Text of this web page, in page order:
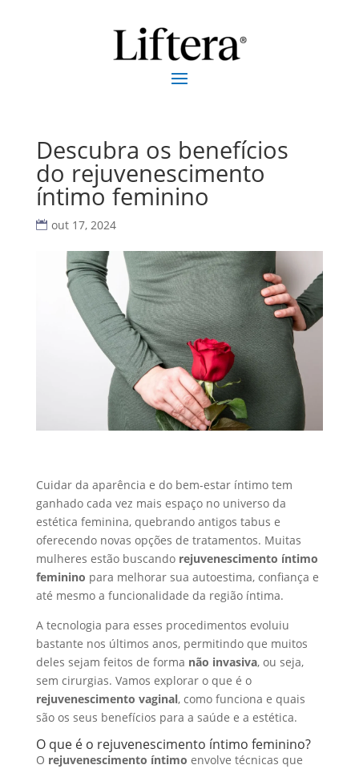
Descubra os benefícios
do rejuvenescimento
íntimo feminino
out 17, 2024
Cuidar da aparência e do bem-estar íntimo tem
ganhado cada vez mais espaço no universo da
estética feminina, quebrando antigos tabus e
oferecendo novas opções de tratamentos. Muitas
mulheres estão buscando rejuvenescimento íntimo
feminino para melhorar sua autoestima, confiança e
até mesmo a funcionalidade da região íntima.
A tecnologia para esses procedimentos evoluiu
bastante nos últimos anos, permitindo que muitos
deles sejam feitos de forma não invasiva, ou seja,
sem cirurgias. Vamos explorar o que é o
rejuvenescimento vaginal, como funciona e quais
são os seus benefícios para a saúde e a estética.
O que é o rejuvenescimento íntimo feminino?
O rejuvenescimento íntimo envolve técnicas que